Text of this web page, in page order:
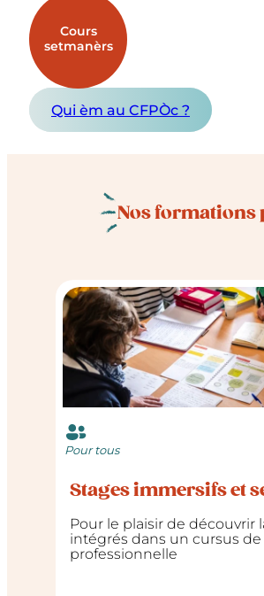
Cours
setmanèrs
Qui èm au CFPÒc ?
Nos formations
Pour tous
Stages immersifs et
Pour le plaisir de découvrir
intégrés dans un cursus
professionnelle